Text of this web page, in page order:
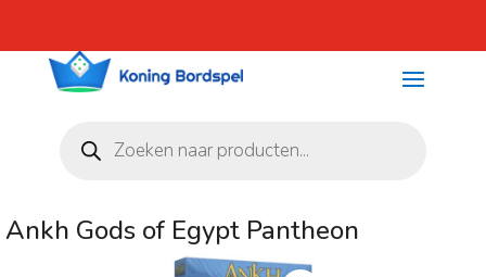
zoeken
Ankh Gods of Egypt Pantheon